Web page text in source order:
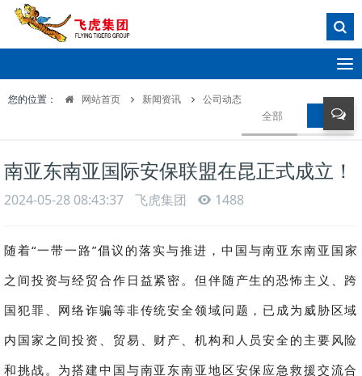
T
o
g
g
l
n
g
a
t
o
n
您的位置： 网站首页 新闻资讯 公司动态
全部 公司动
南亚东南亚国际安保联盟在昆正式成立！
2024-05-28 08:43:37 飞虎集团 1488
随着“一带一路”倡议的落实与推进，中国与南亚东南亚国家
之间投资与经贸合作日益紧密。但伴随产生的恐怖主义、跨
国犯罪、网络诈骗等非传统安全领域问题，已成为威胁区域
内国家之间投资、贸易、财产、机构和人员安全的主要风险
和挑战。为搭建中国与南亚东南亚地区安保应急救援交流合